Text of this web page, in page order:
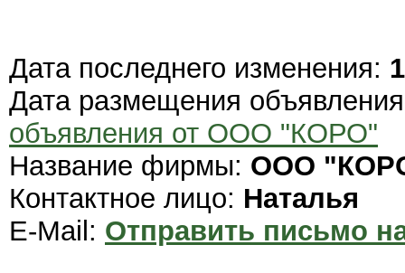
Дата последнего изменения:
Дата размещения
объявления от ООО "КОРО"
Название фирмы: ООО
Контактное лицо: Наталья
E-Mail: Отправить письмо